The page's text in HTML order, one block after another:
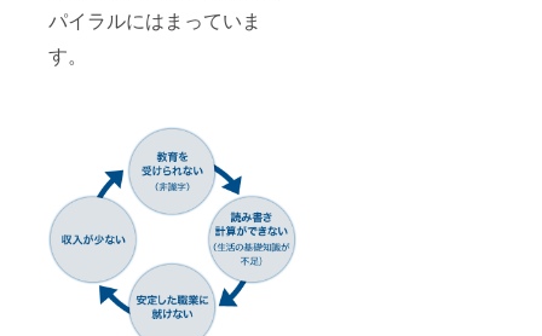
パイラルにはまっていま
す。